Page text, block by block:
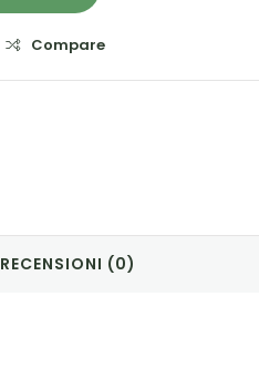
Compare
RECENSIONI (0)